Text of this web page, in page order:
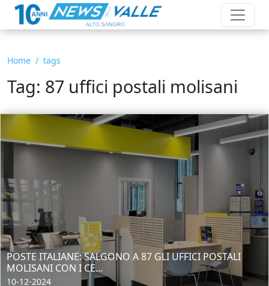
Home tags
Tag: 87 uffici postali molisani
POSTE ITALIANE: SALGONO A 87 GLI UFFICI POSTALI
MOLISANI CON I CE...
10-12-2024